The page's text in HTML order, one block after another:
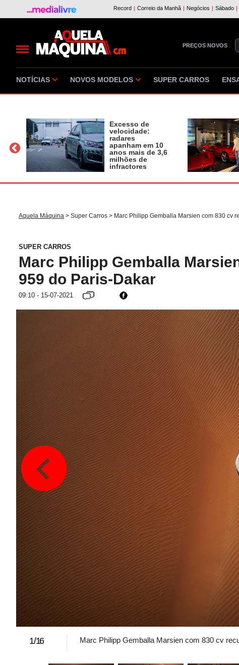
PREÇOS NOVOS
NOTÍCIAS NOVOS MODELOS SUPER CARROS
Excesso de
velocidade:
radares
apanham em 10
anos mais de 3,6
milhões de
infractores
Aquela Máquina > Super Carros > Marc Philipp Gemballa Marsien com 830 cv
SUPER CARROS
Marc Philipp Gemballa
959 do Paris-Dakar
09:10 - 15-07-2021
1/16 Marc Philipp Gemballa Marsien com 830 cv